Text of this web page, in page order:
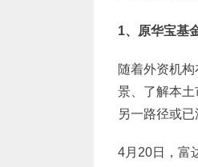
1、原华宝基
随着外资机
景、了解本土
另一路径或已
4月20日，富